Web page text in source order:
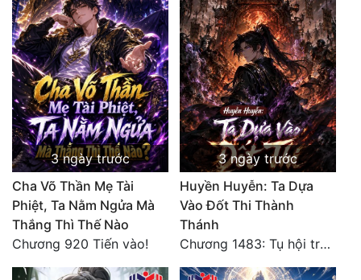
Truyện Nữ
Vô Địch Lưu
Xây Dựng Thế Lực
Đam Mỹ
Đẹp
Đẹp Hiệp
Tính Cách Nhân Vật :
3 ngày trước
Cha Võ Thần Mẹ Tài
Phiệt, Ta Nằm Ngửa Mà
Thắng Thì Thế Nào
Chương 920 Tiến vào!
3 ngày trước
Huyền Huyễn: Ta Dựa
Vào Đốt Thi Thành
Thánh
Chương 1483: Tụ hội trước đại chiến